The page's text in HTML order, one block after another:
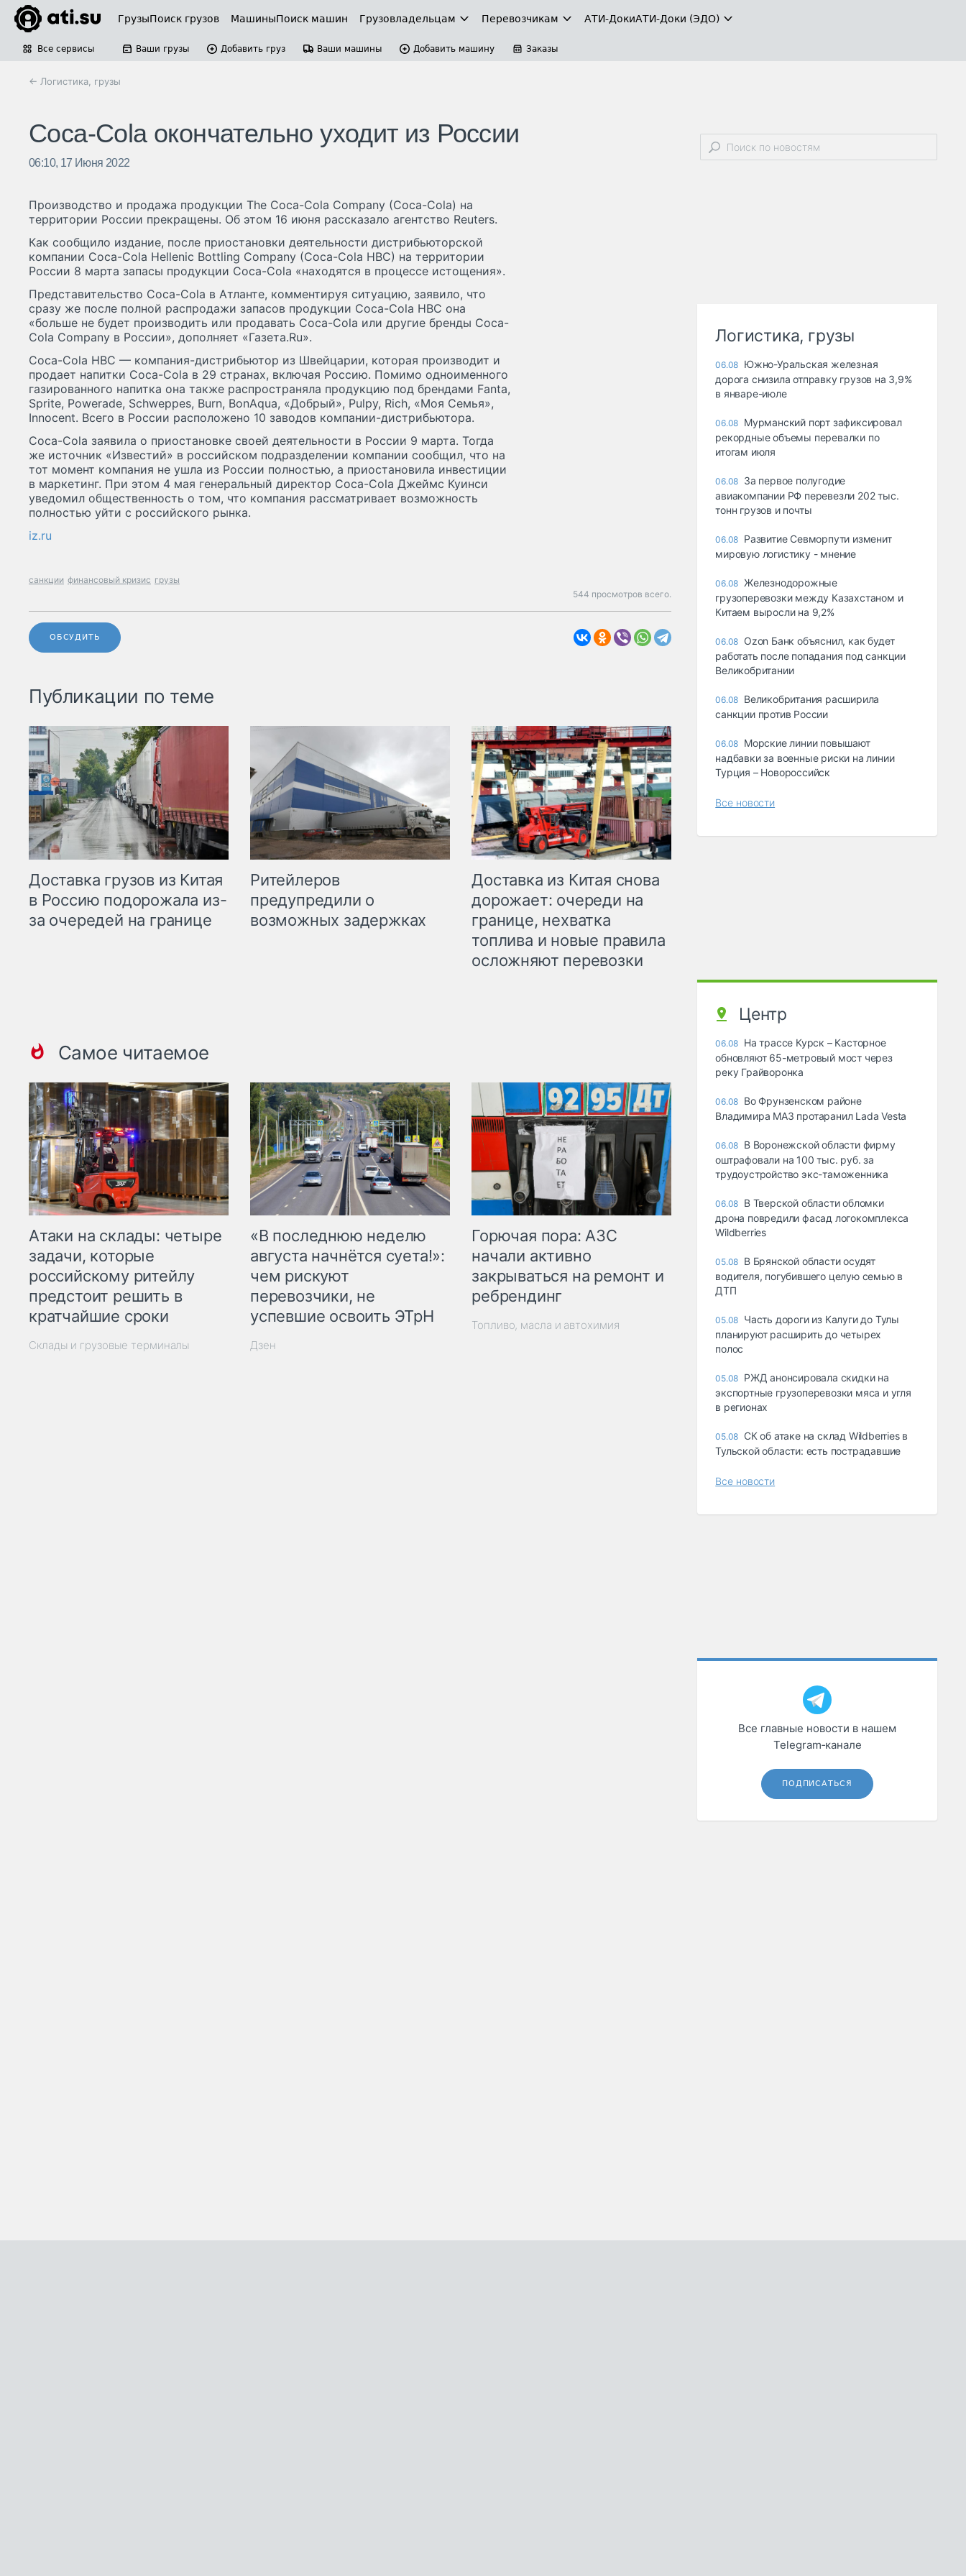
ГрузыПоиск грузов МашиныПоиск машин Грузовладельцам Перевозчикам АТИ-ДокиАТИ-Доки (ЭДО)
Все сервисы Ваши грузы Добавить груз Ваши машины Добавить машину Заказы
← Логистика, грузы
Coca-Cola окончательно уходит из России
06:10, 17 Июня 2022
Производство и продажа продукции The Coca-Cola Company (Coca-Cola) на
территории России прекращены. Об этом 16 июня рассказало агентство Reuters.
Как сообщило издание, после приостановки деятельности дистрибьюторской
компании Coca-Cola Hellenic Bottling Company (Coca-Cola HBC) на территории
России 8 марта запасы продукции Coca-Cola «находятся в процессе истощения».
Представительство Coca-Cola в Атланте, комментируя ситуацию, заявило, что
сразу же после полной распродажи запасов продукции Coca-Cola HBC она
«больше не будет производить или продавать Coca-Cola или другие бренды Coca-
Cola Company в России», дополняет «Газета.Ru».
Coca-Cola HBC — компания-дистрибьютор из Швейцарии, которая производит и
продает напитки Coca-Cola в 29 странах, включая Россию. Помимо одноименного
газированного напитка она также распространяла продукцию под брендами Fanta,
Sprite, Powerade, Schweppes, Burn, BonAqua, «Добрый», Pulpy, Rich, «Моя Семья»,
Innocent. Всего в России расположено 10 заводов компании-дистрибьютора.
Coca-Cola заявила о приостановке своей деятельности в России 9 марта. Тогда
же источник «Известий» в российском подразделении компании сообщил, что на
тот момент компания не ушла из России полностью, а приостановила инвестиции
в маркетинг. При этом 4 мая генеральный директор Coca-Cola Джеймс Куинси
уведомил общественность о том, что компания рассматривает возможность
полностью уйти с российского рынка.
iz.ru
санкции финансовый кризис грузы
544 просмотров всего.
ОБСУДИТЬ
Публикации по теме
Доставка грузов из Китая
в Россию подорожала из-
за очередей на границе
Ритейлеров
предупредили о
возможных задержках
Доставка из Китая снова
дорожает: очереди на
границе, нехватка
топлива и новые правила
осложняют перевозки
Самое читаемое
Атаки на склады: четыре
задачи, которые
российскому ритейлу
предстоит решить в
кратчайшие сроки
Склады и грузовые терминалы
«В последнюю неделю
августа начнётся суета!»:
чем рискуют
перевозчики, не
успевшие освоить ЭТрН
Дзен
Горючая пора: АЗС
начали активно
закрываться на ремонт и
ребрендинг
Топливо, масла и автохимия
Логистика, грузы
06.08 Южно-Уральская железная
дорога снизила отправку грузов на 3,9%
в январе-июле
06.08 Мурманский порт зафиксировал
рекордные объемы перевалки по
итогам июля
06.08 За первое полугодие
авиакомпании РФ перевезли 202 тыс.
тонн грузов и почты
06.08 Развитие Севморпути изменит
мировую логистику - мнение
06.08 Железнодорожные
грузоперевозки между Казахстаном и
Китаем выросли на 9,2%
06.08 Ozon Банк объяснил, как будет
работать после попадания под санкции
Великобритании
06.08 Великобритания расширила
санкции против России
06.08 Морские линии повышают
надбавки за военные риски на линии
Турция – Новороссийск
Все новости
Центр
06.08 На трассе Курск – Касторное
обновляют 65-метровый мост через
реку Грайворонка
06.08 Во Фрунзенском районе
Владимира МАЗ протаранил Lada Vesta
06.08 В Воронежской области фирму
оштрафовали на 100 тыс. руб. за
трудоустройство экс-таможенника
06.08 В Тверской области обломки
дрона повредили фасад логокомплекса
Wildberries
05.08 В Брянской области осудят
водителя, погубившего целую семью в
ДТП
05.08 Часть дороги из Калуги до Тулы
планируют расширить до четырех
полос
05.08 РЖД анонсировала скидки на
экспортные грузоперевозки мяса и угля
в регионах
05.08 СК об атаке на склад Wildberries в
Тульской области: есть пострадавшие
Все новости
Все главные новости в нашем
Telegram‑канале
ПОДПИСАТЬСЯ